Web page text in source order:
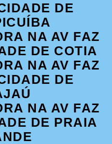
DE
NA AV FAZ
DE COTIA
NA AV FAZ
DE
NA AV FAZ
DE PRAIA